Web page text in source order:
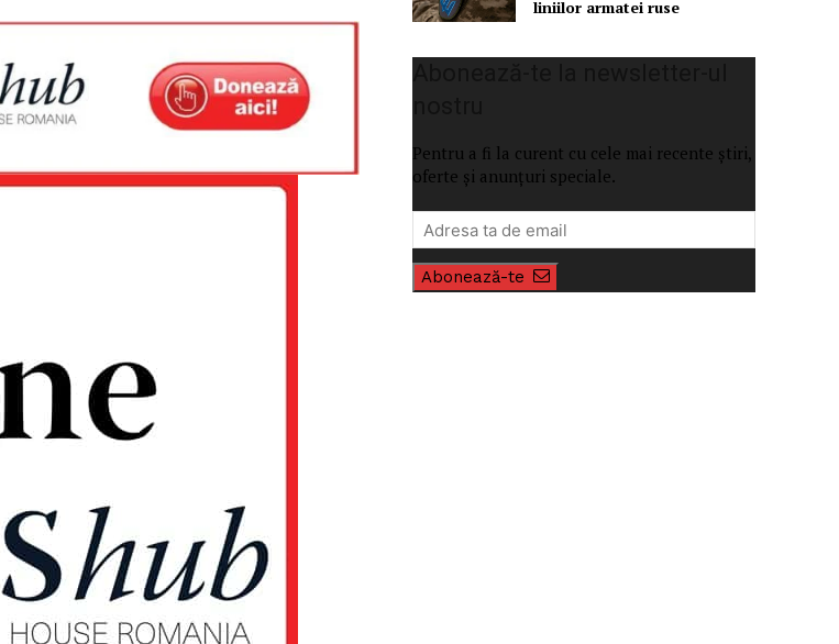
liniilor armatei ruse
Pentru a fi la curent cu cele mai recente știri,
oferte și anunțuri speciale.
Abonează-te